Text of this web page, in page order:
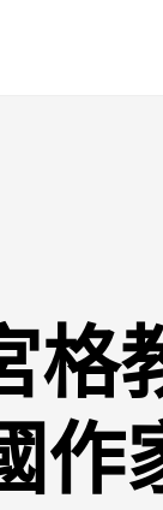
格
作